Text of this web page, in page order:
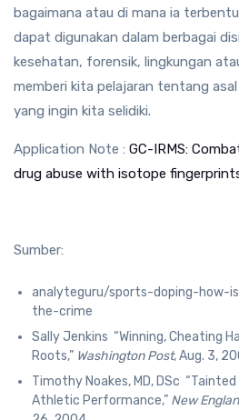
bagaimana atau di mana ia
dapat digunakan dalam berbagai
kesehatan, forensik, lingkungan
memberi kita pelajaran tentang
yang ingin kita selidiki.
Application Note : GC-IRMS:
drug abuse with isotope
Sumber:
analyteguru/sports-doping-how-
the-crime
Sally Jenkins “Winning, Cheating
Roots,” Washington Post, Aug. 3,
Timothy Noakes, MD, DSc “Tainted
Athletic Performance,” New